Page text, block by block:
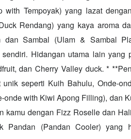
Tempoyak) yang lazat
Rendang) yang kaya aroma
Sambal (Ulam & Sambal
Hidangan utama lain yang
dan Cherry Valley duck. *
seperti Kuih Bahulu, Onde-
with Kiwi Apong Filling), dan
kamu dengan Fizz Roselle dan
Pandan (Pandan Cooler) yang